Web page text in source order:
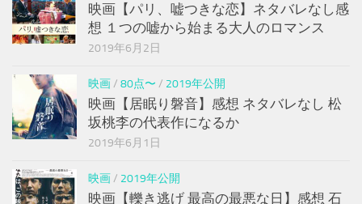
映画【パリ、嘘つきな恋】ネタバレなし感
想 １つの嘘から始まる大人のロマンス
2019年6月2日
映画/ 80点〜 / 2019年公開
映画【居眠り磐音】感想 ネタバレなし 松
坂桃李の代表作になるか
2019年6月1日
映画/ 2019年公開
映画【轢き逃げ 最高の最悪な日】感想 石